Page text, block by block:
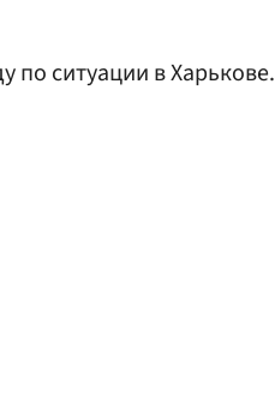
по ситуации в Харькове.